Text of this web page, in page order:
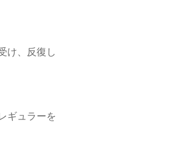
け、反復し
ギュラーを